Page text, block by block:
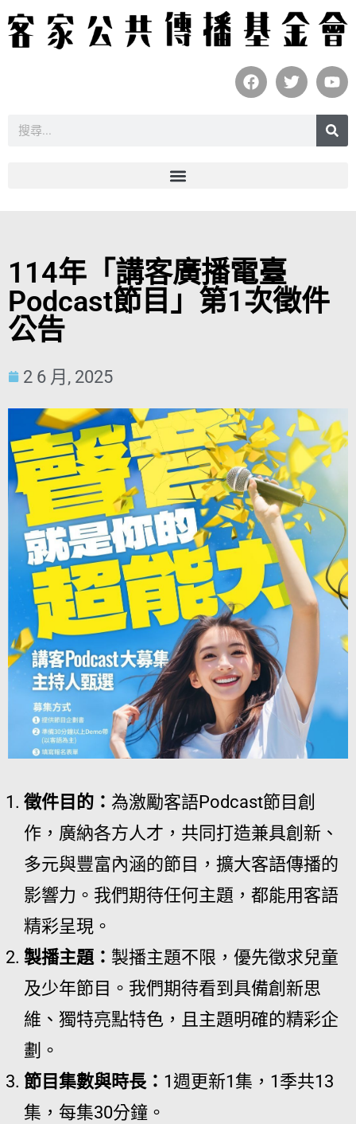
114年「講客廣播電臺
Podcast節目」第1次徵件
公告
2 6 月, 2025
徵件目的： 為激勵客語Podcast節目創
作，廣納各方人才，共同打造兼具創新、
多元與豐富內涵的節目，擴大客語傳播的
影響力。我們期待任何主題，都能用客語
精彩呈現。
製播主題： 製播主題不限，優先徵求兒童
及少年節目。我們期待看到具備創新思
維、獨特亮點特色，且主題明確的精彩企
劃。
節目集數與時長： 1週更新1集，1季共13
集，每集30分鐘。